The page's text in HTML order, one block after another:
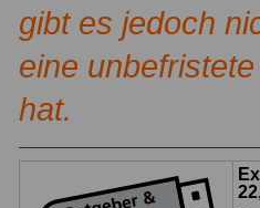
gibt es jedoch
eine
hat.